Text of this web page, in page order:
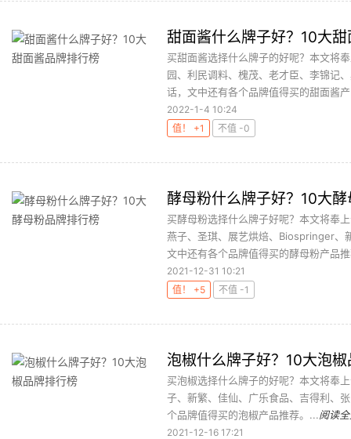
甜面酱什么牌子好？10大
买甜面酱选择什么牌子的好呢？本文将
园、利民调料、槐茂、老才臣、李锦记
话，文中还有各个品牌值得买的甜面酱
2022-1-4 10:24
值！ +1
不值 -0
酵母粉什么牌子好？10大
买酵母粉选择什么牌子好呢？本文将奉
燕子、圣琪、展艺烘焙、Biospringer、
文中还有各个品牌值得买的酵母粉产品
2021-12-31 10:21
值！ +5
不值 -1
泡椒什么牌子好？10大泡
买泡椒选择什么牌子的好呢？本文将奉
子、新繁、佳仙、广乐食品、吉得利、
个品牌值得买的泡椒产品推荐。...阅读
2021-12-16 17:21